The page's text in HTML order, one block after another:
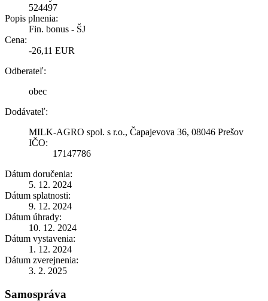
524497
Popis plnenia:
Fin. bonus - ŠJ
Cena:
-26,11 EUR
Odberateľ:
obec
Dodávateľ:
MILK-AGRO spol. s r.o., Čapajevova 36, 08046 Prešov
IČO:
17147786
Dátum doručenia:
5. 12. 2024
Dátum splatnosti:
9. 12. 2024
Dátum úhrady:
10. 12. 2024
Dátum vystavenia:
1. 12. 2024
Dátum zverejnenia:
3. 2. 2025
Samospráva